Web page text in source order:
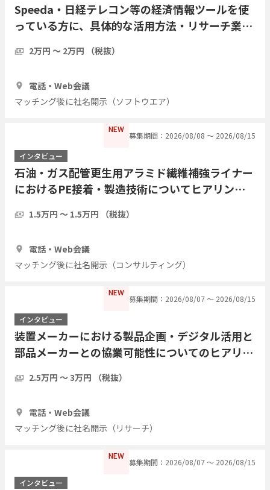
Speeda・日経テレコン等の経済情報ツールを使
っている方に、具体的な活用方法・リサーチ業務
2万円 〜 2万円 （税抜）
電話・Web会議
マッチング後に社名開示（ソフトウエア）
NEW
募集期間：2026/08/08 〜 2026/08/15
インタビュー
石油・ガス配管更生用アラミド繊維補強ライナー
におけるPE接着・製造技術についてヒアリング
1.5万円 〜 1.5万円 （税抜）
電話・Web会議
マッチング後に社名開示（コンサルティング）
NEW
募集期間：2026/08/07 〜 2026/08/15
インタビュー
装置メーカーにおける製品企画・デジタル活用と
部品メーカーとの協業可能性についてのヒアリン
2.5万円 〜 3万円 （税抜）
電話・Web会議
マッチング後に社名開示（リサーチ）
NEW
募集期間：2026/08/07 〜 2026/08/15
インタビュー